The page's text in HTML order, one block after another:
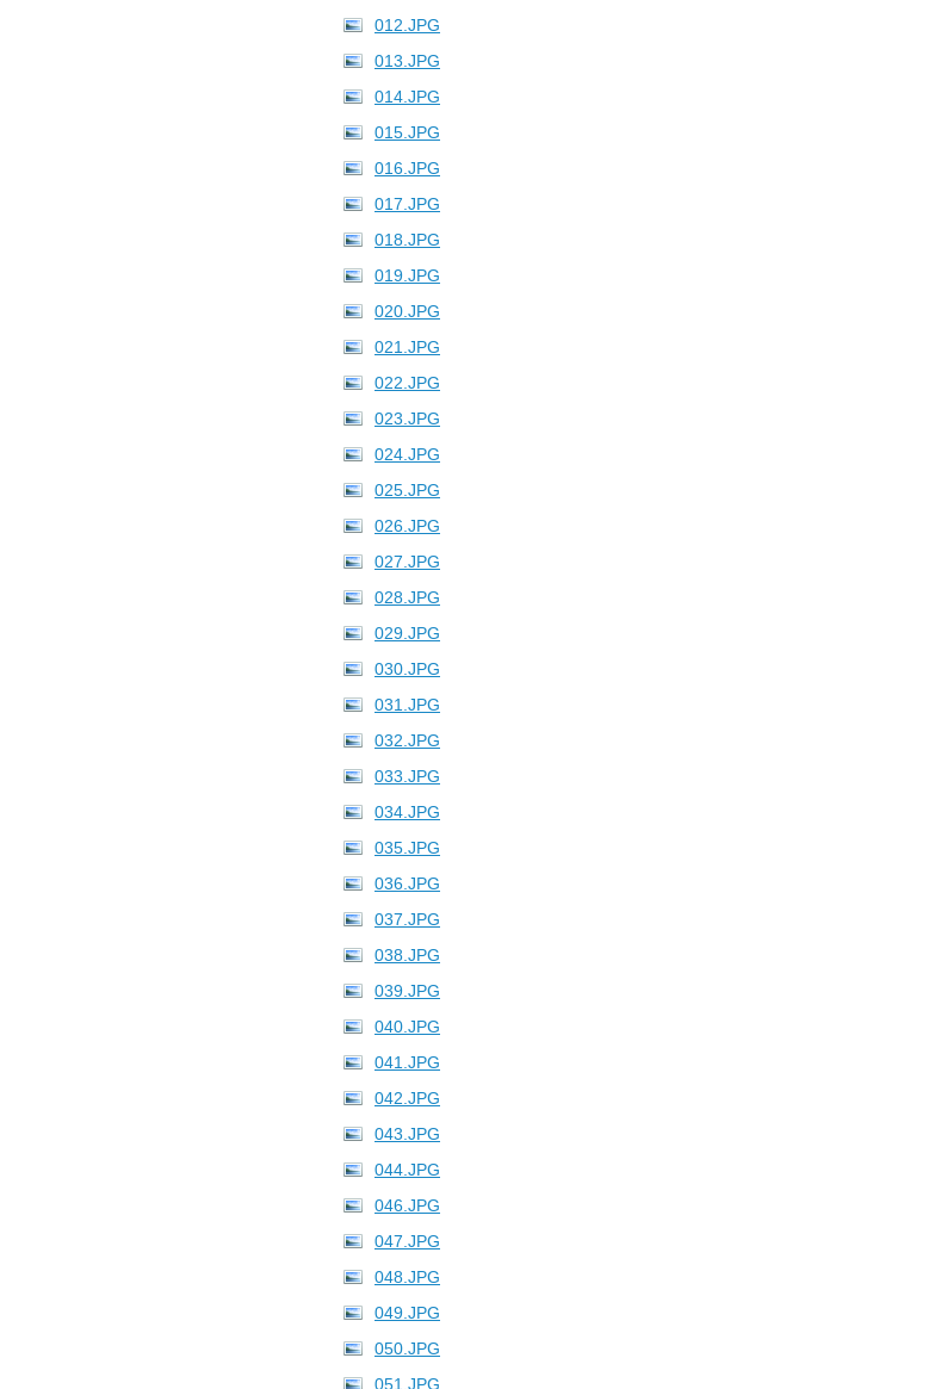
012.JPG
013.JPG
014.JPG
015.JPG
016.JPG
017.JPG
018.JPG
019.JPG
020.JPG
021.JPG
022.JPG
023.JPG
024.JPG
025.JPG
026.JPG
027.JPG
028.JPG
029.JPG
030.JPG
031.JPG
032.JPG
033.JPG
034.JPG
035.JPG
036.JPG
037.JPG
038.JPG
039.JPG
040.JPG
041.JPG
042.JPG
043.JPG
044.JPG
046.JPG
047.JPG
048.JPG
049.JPG
050.JPG
051.JPG